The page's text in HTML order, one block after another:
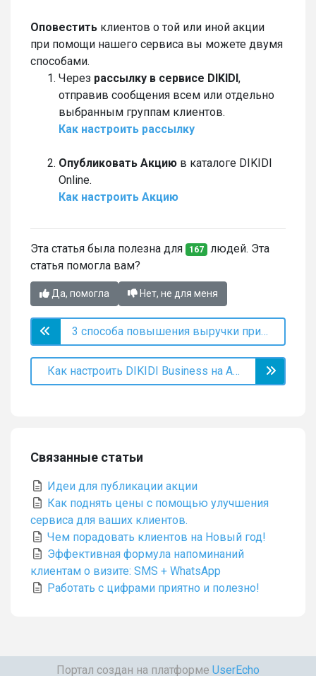
Оповестить клиентов о той или иной акции
при помощи нашего сервиса вы можете двумя
способами.
Через рассылку в сервисе DIKIDI,
отправив сообщения всем или отдельно
выбранным группам клиентов.
Как настроить рассылку
Опубликовать Акцию в каталоге DIKIDI
Online.
Как настроить Акцию
Эта статья была полезна для 167 людей. Эта
статья помогла вам?
Да, помогла Нет, не для меня
3 способа повышения выручки при работе с клиентской базой
Как настроить DIKIDI Business на Android
Связанные статьи
Идеи для публикации акции
Как поднять цены с помощью улучшения
сервиса для ваших клиентов.
Чем порадовать клиентов на Новый год!
Эффективная формула напоминаний
клиентам о визите: SMS + WhatsApp
Работать с цифрами приятно и полезно!
Портал создан на платформе UserEcho